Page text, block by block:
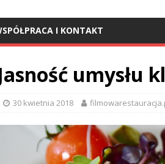
I KONTAKT
umysłu
30 kwietnia 2018